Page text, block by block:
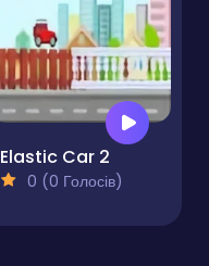
Elastic Car 2
0 (0 Голосів)